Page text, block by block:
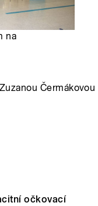
na
Čermákovou
očkovací